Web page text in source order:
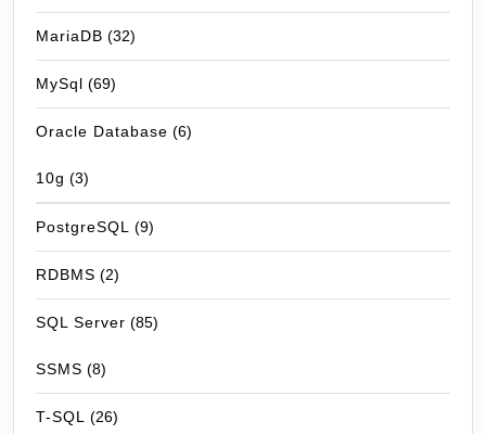
MariaDB (32)
MySql (69)
Oracle Database (6)
10g (3)
PostgreSQL (9)
RDBMS (2)
SQL Server (85)
SSMS (8)
T-SQL (26)